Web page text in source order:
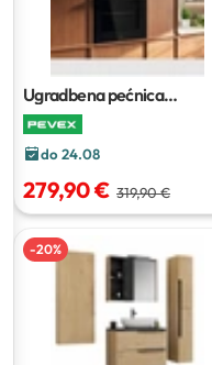
Ugradbena pećnica
Electrolux LOF3H10BK
do 24.08
279,90 € 319,90 €
-20%